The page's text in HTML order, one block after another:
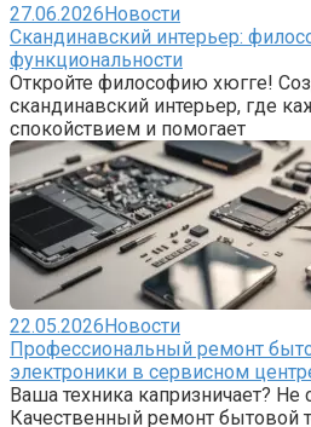
27.06.2026Новости
Скандинавский интерьер:
функциональности
Откройте философию хюгге!
скандинавский интерьер, где
спокойствием и помогает
22.05.2026Новости
Профессиональный ремонт
электроники в сервисном
Ваша техника капризничает? Не
Качественный ремонт бытовой